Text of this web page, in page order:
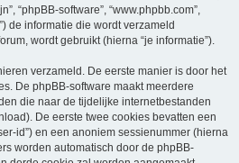
“phpBB-software”, “www.phpbb.com”,
de informatie die wordt verzameld
wordt gebruikt (hierna “je informatie”).
verzameld. De eerste manier is door het
De phpBB-software maakt meerdere
die naar de tijdelijke internetbestanden
De eerste twee cookies bevatten een
id”) en een anoniem sessienummer (hierna
worden automatisch door de phpBB-